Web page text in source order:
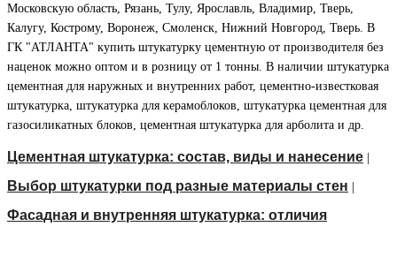
Московскую область, Рязань, Тулу, Ярославль, Владимир, Тверь,
Калугу, Кострому, Воронеж, Смоленск, Нижний Новгород, Тверь. В
ГК "АТЛАНТА" купить штукатурку цементную от производителя без
наценок можно оптом и в розницу от 1 тонны. В наличии штукатурка
цементная для наружных и внутренних работ, цементно-известковая
штукатурка, штукатурка для керамоблоков, штукатурка цементная для
газосиликатных блоков, цементная штукатурка для арболита и др.
Цементная штукатурка: состав, виды и нанесение
Выбор штукатурки под разные материалы стен
Фасадная и внутренняя штукатурка: отличия